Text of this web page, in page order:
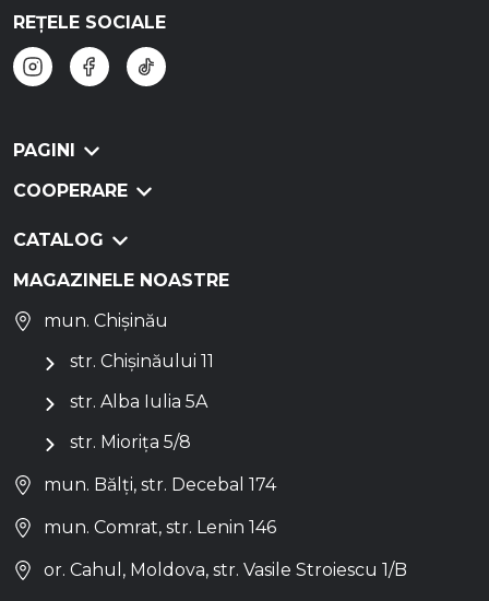
REȚELE SOCIALE
PAGINI
COOPERARE
CATALOG
MAGAZINELE NOASTRE
mun. Chișinău
str. Chișinăului 11
str. Alba Iulia 5A
str. Miorița 5/8
mun. Bălți, str. Decebal 174
mun. Comrat, str. Lenin 146
or. Cahul, Moldova, str. Vasile Stroiescu 1/B